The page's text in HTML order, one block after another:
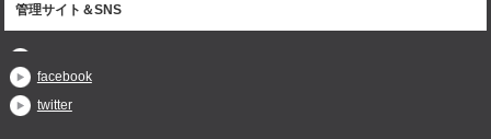
管理サイト＆SNS
facebook
twitter